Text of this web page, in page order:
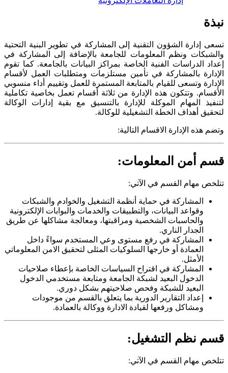
نبذة
تسعى إدارة الشؤون التقنية إلى المشاركة في تطوير البنية التحتية
والشبكات ونظم المعلومات للجامعة بالإضافة إلى المشاركة في
إعداد الدراسات الفنية الخاصة بمراكز البيانات بالجامعة. كما تقوم
الإدارة بالمشاركة في تأمين مستلزمات ومتطلبات العمل لأقسام
الإدارة وتسعى للقيام بالمتابعة المستمرة للعمل وتقييم أداء منسوبي
الأقسام. وتتكون هذه الإدارة من ثلاثة أقسام تعمل بخاصية تكاملية
لتنفيذ المهام الموكلة للإدارة بالتنسيق مع بقية إدارات الوكالة
لتحقيق أهداف الخطة التشغيلية للوكالة.
وتضم هذه الإدارة الاقسام التالية:
قسم أمن المعلومات:
تتلخص مهام القسم في الآتي:
المشاركة في حماية أنظمة التشغيل والخوادم والشبكات
وقواعد البيانات، والتطبيقات والخدمات والبوابات الإلكترونية
والحاسبات الشخصية ومراقبتها، ومعالجة مشاكلها عن طريق
الجدار الناري.
المشاركة في رفع مستوى وعي المستخدم سواءً داخل
العمادة أو خارجها السلوكيات المثلى لتحقيق الامن المعلوماتي
الأمثل.
المشاركة في اقتراح السياسات الخاصة بإعطاء صلاحيات
الدخول البعيد لشبكة الجامعة ومتابعة مستخدمي الدخول
البعيد للشبكة وفحص صلاحيتهم بشكل دوري.
إعداد التقارير الدورية بما يتعلق بالقسم من موجودات
ومشاكل ورفعها لقيادة الادارة ووكالة بالعمادة.
قسم نظم التشغيل:
تتلخص مهام القسم في الآتي: